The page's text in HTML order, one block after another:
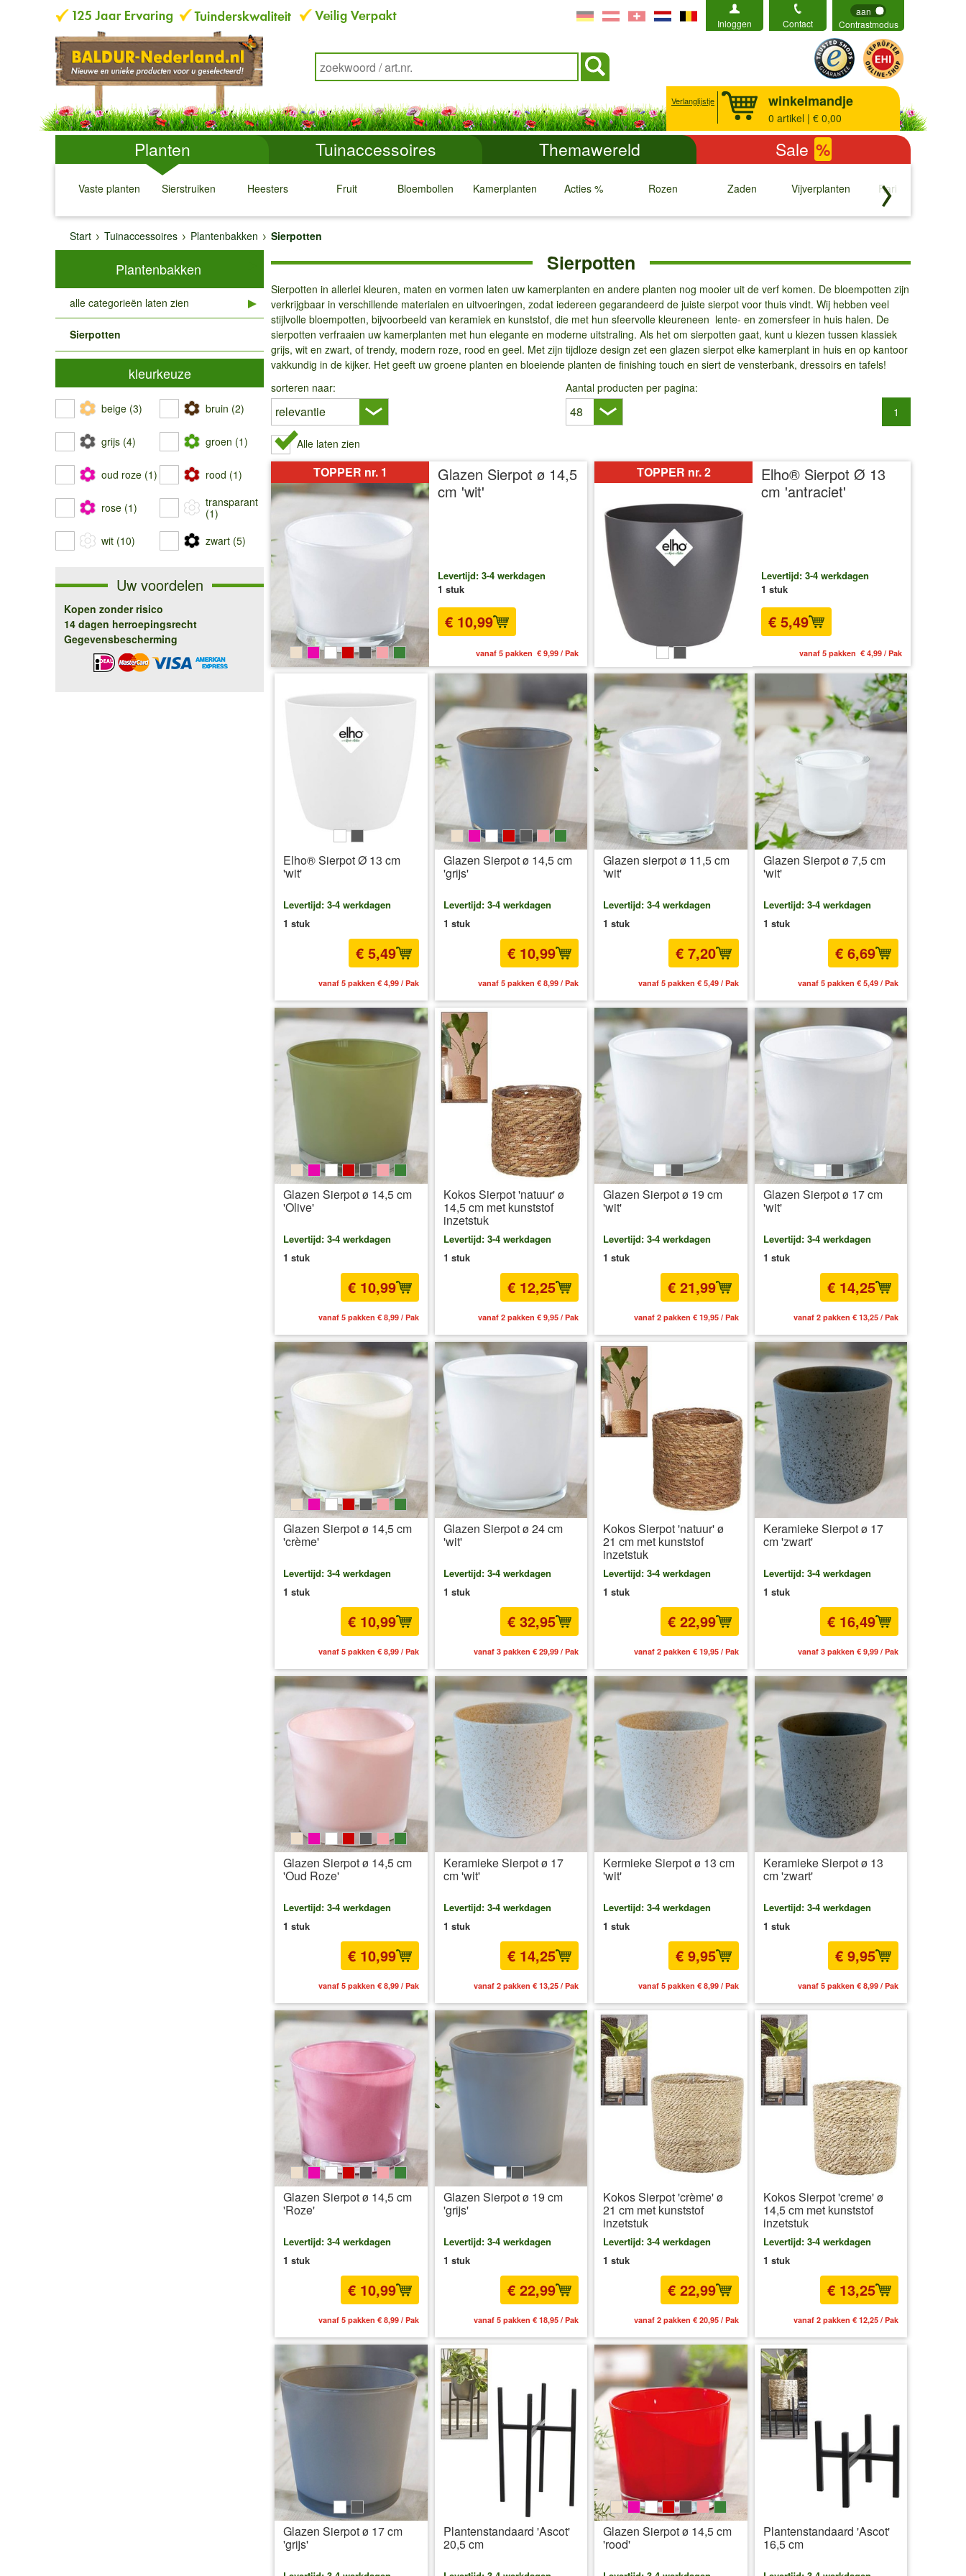
Inloggen Contact
aan
Contrastmodus
Verlanglijstje winkelmandje
0 artikel | € 0,00
Planten Tuinaccessoires Themawereld Sale %
Vaste planten
↓
Sierstruiken
↓
Heesters
↓
Fruit
↓
Bloembollen
↓
Kamerplanten
↓
Acties %
↓
Rozen
↓
Zaden
↓
Vijverplanten
↓
Rariteiten
↓
Start
Tuinaccessoires Plantenbakken Sierpotten
Sierpotten
Sierpotten in allerlei kleuren, maten en vormen laten uw kamerplanten en andere planten nog mooier uit de verf komen. De bloempotten zijn
verkrijgbaar in verschillende materialen en uitvoeringen, zodat iedereen gegarandeerd de juiste sierpot voor thuis vindt. Wij hebben veel
stijlvolle bloempotten, bijvoorbeeld van keramiek en kunststof, die met hun sfeervolle kleureneen lente- en zomersfeer in huis halen. De
sierpotten verfraaien uw kamerplanten met hun elegante en moderne uitstraling. Als het om sierpotten gaat, kunt u kiezen tussen klassiek
grijs, wit en zwart, of trendy, modern roze, rood en geel. Met zijn tijdloze design zet een glazen sierpot elke kamerplant in huis en op kantoor
vakkundig in de kijker. Het geeft uw groene planten en bloeiende planten de finishing touch en siert de vensterbank, dressoirs en tafels!
sorteren naar:
Aantal producten per pagina:
1
Alle laten zien
TOPPER nr. 1
Glazen Sierpot ø 14,5
cm 'wit'
Levertijd: 3-4 werkdagen
1 stuk
€ 10,99
vanaf 5 pakken € 9,99 / Pak
TOPPER nr. 2
Elho® Sierpot Ø 13
cm 'antraciet'
Levertijd: 3-4 werkdagen
1 stuk
€ 5,49
vanaf 5 pakken € 4,99 / Pak
Elho® Sierpot Ø 13 cm
'wit'
Levertijd: 3-4 werkdagen
1 stuk
€ 5,49
vanaf 5 pakken € 4,99 / Pak
beigepink weiß rot grau rosa grün
Glazen Sierpot ø 14,5 cm
'grijs'
Levertijd: 3-4 werkdagen
1 stuk
€ 10,99
vanaf 5 pakken € 8,99 / Pak
Glazen sierpot ø 11,5 cm
'wit'
Levertijd: 3-4 werkdagen
1 stuk
€ 7,20
vanaf 5 pakken € 5,49 / Pak
Glazen Sierpot ø 7,5 cm
'wit'
Levertijd: 3-4 werkdagen
1 stuk
€ 6,69
vanaf 5 pakken € 5,49 / Pak
beigepink weiß rot grau rosa grün
Glazen Sierpot ø 14,5 cm
'Olive'
Levertijd: 3-4 werkdagen
1 stuk
€ 10,99
vanaf 5 pakken € 8,99 / Pak
Kokos Sierpot 'natuur' ø
14,5 cm met kunststof
inzetstuk
Levertijd: 3-4 werkdagen
1 stuk
€ 12,25
vanaf 2 pakken € 9,95 / Pak
weiß grau
Glazen Sierpot ø 19 cm
'wit'
Levertijd: 3-4 werkdagen
1 stuk
€ 21,99
vanaf 2 pakken € 19,95 / Pak
weiß grau
Glazen Sierpot ø 17 cm
'wit'
Levertijd: 3-4 werkdagen
1 stuk
€ 14,25
vanaf 2 pakken € 13,25 / Pak
beigepink weiß rot grau rosa grün
Glazen Sierpot ø 14,5 cm
'crème'
Levertijd: 3-4 werkdagen
1 stuk
€ 10,99
vanaf 5 pakken € 8,99 / Pak
Glazen Sierpot ø 24 cm
'wit'
Levertijd: 3-4 werkdagen
1 stuk
€ 32,95
vanaf 3 pakken € 29,99 / Pak
Kokos Sierpot 'natuur' ø
21 cm met kunststof
inzetstuk
Levertijd: 3-4 werkdagen
1 stuk
€ 22,99
vanaf 2 pakken € 19,95 / Pak
Keramieke Sierpot ø 17
cm 'zwart'
Levertijd: 3-4 werkdagen
1 stuk
€ 16,49
vanaf 3 pakken € 9,99 / Pak
beigepink rosa grün
Glazen Sierpot ø 14,5 cm
'Oud Roze'
Levertijd: 3-4 werkdagen
1 stuk
€ 10,99
vanaf 5 pakken € 8,99 / Pak
Keramieke Sierpot ø 17
cm 'wit'
Levertijd: 3-4 werkdagen
1 stuk
€ 14,25
vanaf 2 pakken € 13,25 / Pak
Kermieke Sierpot ø 13 cm
'wit'
Levertijd: 3-4 werkdagen
1 stuk
€ 9,95
vanaf 5 pakken € 8,99 / Pak
Keramieke Sierpot ø 13
cm 'zwart'
Levertijd: 3-4 werkdagen
1 stuk
€ 9,95
vanaf 5 pakken € 8,99 / Pak
beigepink weiß rot grau rosa grün
Glazen Sierpot ø 14,5 cm
'Roze'
Levertijd: 3-4 werkdagen
1 stuk
€ 10,99
vanaf 5 pakken € 8,99 / Pak
weiß grau
Glazen Sierpot ø 19 cm
'grijs'
Levertijd: 3-4 werkdagen
1 stuk
€ 22,99
vanaf 5 pakken € 18,95 / Pak
Kokos Sierpot 'crème' ø
21 cm met kunststof
inzetstuk
Levertijd: 3-4 werkdagen
1 stuk
€ 22,99
vanaf 2 pakken € 20,95 / Pak
Kokos Sierpot 'creme' ø
14,5 cm met kunststof
inzetstuk
Levertijd: 3-4 werkdagen
1 stuk
€ 13,25
vanaf 2 pakken € 12,25 / Pak
weiß grau
Glazen Sierpot ø 17 cm
'grijs'
Plantenstandaard 'Ascot'
20,5 cm
beigepink weiß rot grau rosa grün
Glazen Sierpot ø 14,5 cm
'rood'
Plantenstandaard 'Ascot'
16,5 cm
Plantenbakken
alle categorieën laten zien
Sierpotten
kleurkeuze
beige (3) bruin (2)
grijs (4) groen (1)
oud roze (1) rood (1)
rose (1)
transparant
(1)
wit (10)
zwart (5)
Uw voordelen
Kopen zonder risico
14 dagen herroepingsrecht
Gegevensbescherming